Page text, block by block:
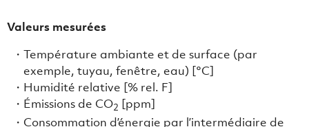
Valeurs mesurées
Température ambiante et de surface (par
exemple, tuyau, fenêtre, eau) [°C]
Humidité relative [% rel. F]
Émissions de CO2 [ppm]
Consommation d’énergie par l’intermédiaire de